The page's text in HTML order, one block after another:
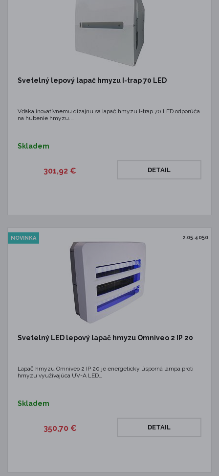
Svetelný lepový lapač hmyzu I-trap 70 LED
Vďaka inovatívnemu dizajnu sa lapač hmyzu I-trap 70 LED odporúča
na hubenie hmyzu.…
Skladem
301,92 € DETAIL
2.05.4050
NOVINKA
Svetelný LED lepový lapač hmyzu Omniveo 2 IP 20
Lapač hmyzu Omniveo 2 IP 20 je energeticky úsporná lampa proti
hmyzu využívajúca UV-A LED…
Skladem
350,70 € DETAIL